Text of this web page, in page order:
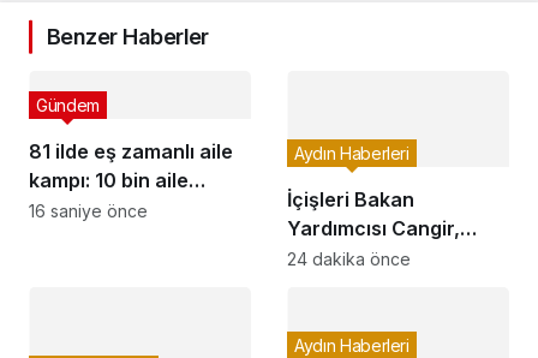
Benzer Haberler
81 ilde eş zamanlı aile
kampı: 10 bin aile
doğayla buluştu
Gündem
16 saniye önce
İçişleri Bakan
Yardımcısı Cangir,
Aydın’da incelemelerde
Aydın Haberleri
24 dakika önce
Aydın Haberleri